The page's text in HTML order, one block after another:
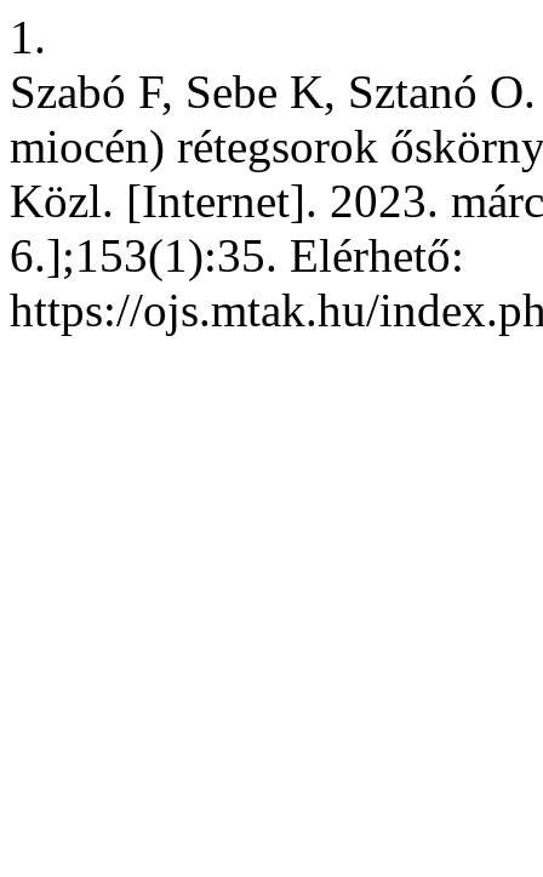
1.
Szabó F, Sebe K, Sztanó
miocén) rétegsorok
Közl. [Internet]. 2023.
6.];153(1):35. Elérhető:
https://ojs.mtak.hu/